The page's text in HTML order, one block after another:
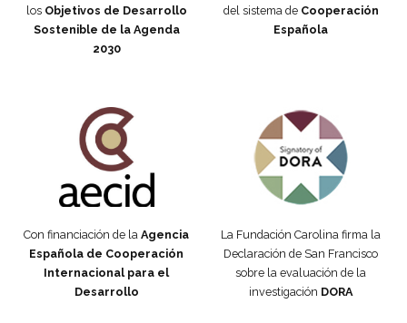
los Objetivos de Desarrollo
Sostenible de la Agenda
2030
del sistema de Cooperación
Española
Con financiación de la Agencia
Española de Cooperación
Internacional para el
Desarrollo
La Fundación Carolina firma la
Declaración de San Francisco
sobre la evaluación de la
investigación DORA